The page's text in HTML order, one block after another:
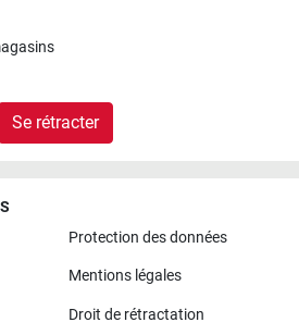
Se rétracter
Protection des données
Mentions légales
Droit de rétractation